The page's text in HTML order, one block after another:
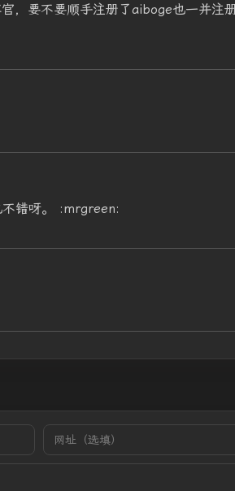
，要不要顺手注册了aiboge也一并注
不错呀。 :mrgreen: